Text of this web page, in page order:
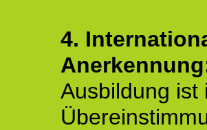
4.
Ausbildung ist